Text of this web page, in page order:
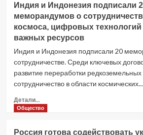
2026
года
Китае
растет
спрос
на
устройства
для
ухода
за
животными
Индия и Индонезия подписали
меморандумов о
космоса, цифровых технологий
важных ресурсов
Индия и Индонезия подписали 20
сотрудничестве. Среди ключевых
развитие переработки
сотрудничество в области космических...
Детали...
больше
Общество
Россия готова содействовать